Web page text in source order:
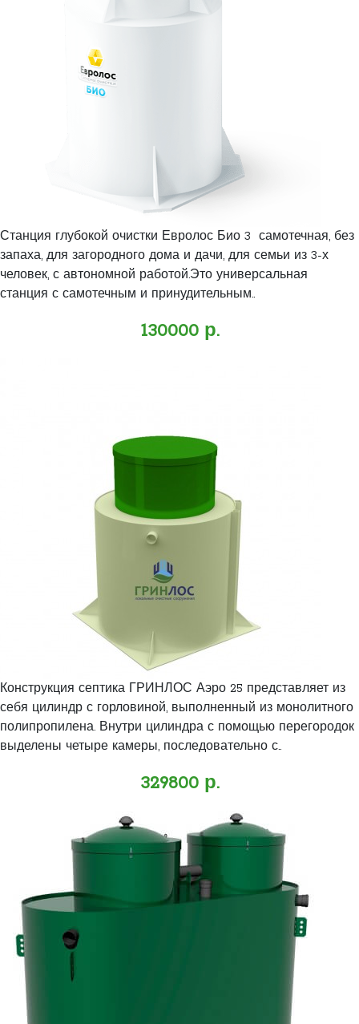
Станция глубокой очистки Евролос Био 3 самотечная, без
запаха, для загородного дома и дачи, для семьи из 3-х
человек, с автономной работой.Это универсальная
станция с самотечным и принудительным..
130000 р.
Конструкция септика ГРИНЛОС Аэро 25 представляет из
себя цилиндр с горловиной, выполненный из монолитного
полипропилена. Внутри цилиндра с помощью перегородок
выделены четыре камеры, последовательно с..
329800 р.